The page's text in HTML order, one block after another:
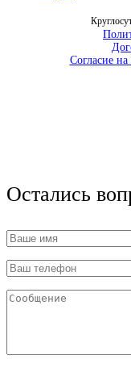
Согласие
Остались